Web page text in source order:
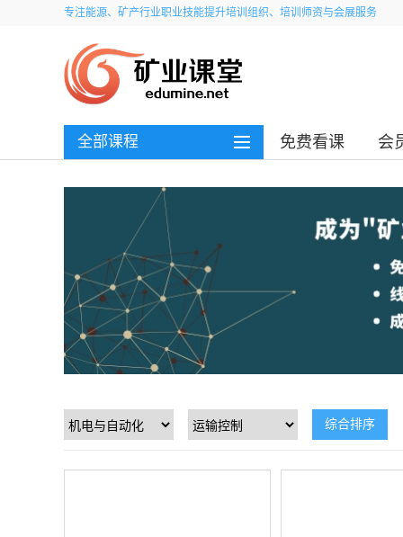
专注能源、矿产行业职业技能提升培训组织、培训师资与会展服务
全部课程 免费看课 会
综合排序